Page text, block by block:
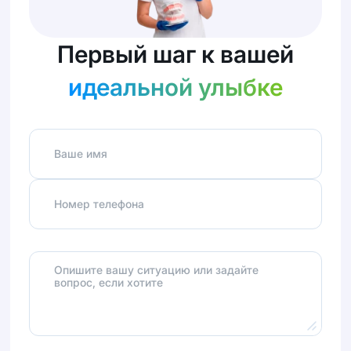
Первый шаг к вашей
идеальной улыбке
Ваше имя
Номер телефона
Опишите вашу ситуацию или задайте
вопрос, если хотите